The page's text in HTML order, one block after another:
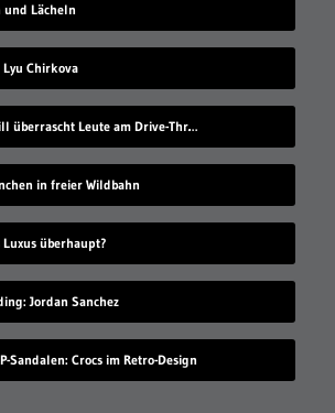
und Lächeln
Chirkova
Mark Hamill überrascht Leute am Drive-Thru-Schalter
in freier Wildbahn
Luxus überhaupt?
Jordan Sanchez
Sandalen: Crocs im Retro-Design